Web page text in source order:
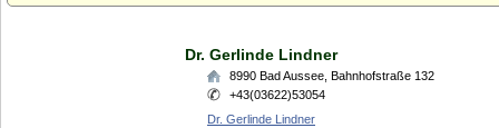
Dr. Gerlinde Lindner
8990 Bad Aussee Bahnhofstraße 132
+43(03622)53054
Dr. Gerlinde Lindner